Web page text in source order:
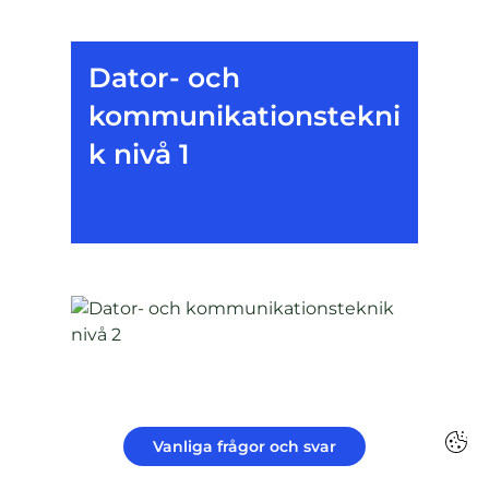
Vanliga frågor och svar
Dator- och
kommunikationstekni
k nivå 1